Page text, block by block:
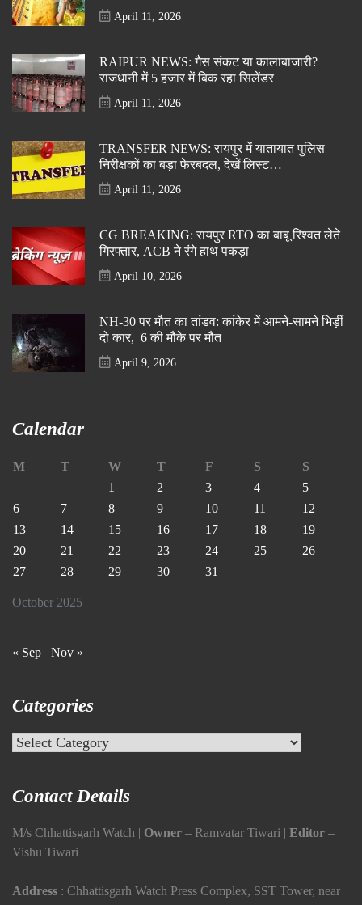
April 11, 2026
RAIPUR NEWS: गैस संकट या कालाबाजारी?
राजधानी में 5 हजार में बिक रहा सिलेंडर
April 11, 2026
TRANSFER NEWS: रायपुर में यातायात पुलिस
निरीक्षकों का बड़ा फेरबदल, देखें लिस्ट…
April 11, 2026
CG BREAKING: रायपुर RTO का बाबू रिश्वत लेते
गिरफ्तार, ACB ने रंगे हाथ पकड़ा
April 10, 2026
NH-30 पर मौत का तांडव: कांकेर में आमने-सामने भिड़ीं
दो कार, 6 की मौके पर मौत
April 9, 2026
Calendar
October 2025
M T W T F S
S
1
2 3 4
5
6
7 8 9 10 11
12
13
14 15 16 17 18
19
20
21 22 23 24 25
26
27
28 29 30 31
« Sep Nov »
Categories
Categories
Contact Details
M/s Chhattisgarh Watch | Owner – Ramvatar Tiwari | Editor –
Vishu Tiwari
Address : Chhattisgarh Watch Press Complex, SST Tower, near